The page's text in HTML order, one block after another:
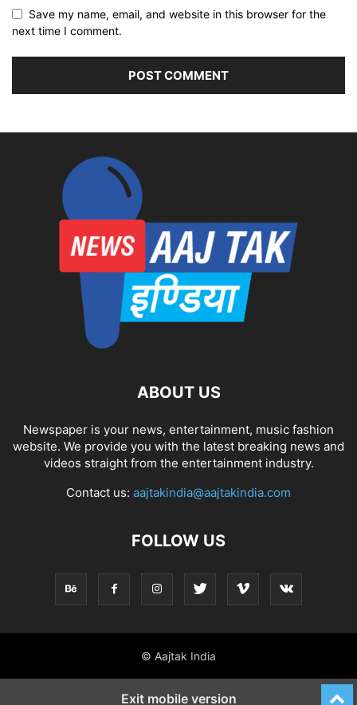
Save my name, email, and website in this browser for the
next time I comment.
ABOUT US
Newspaper is your news, entertainment, music fashion
website. We provide you with the latest breaking news and
videos straight from the entertainment industry.
Contact us: aajtakindia@aajtakindia.com
FOLLOW US
© Aajtak India
Exit mobile version